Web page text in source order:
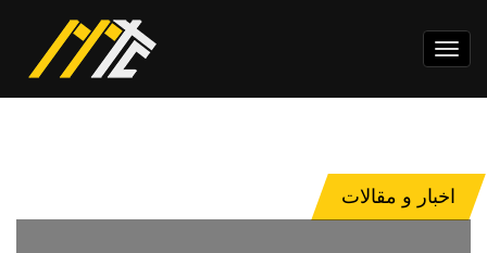
Toggle
navigation
اخبار و مقالات